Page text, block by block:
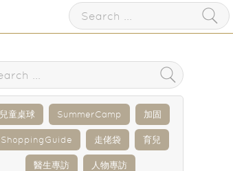
兒童桌球 SummerCamp 加固
ShoppingGuide 走佬袋 育兒
醫生專訪 人物專訪